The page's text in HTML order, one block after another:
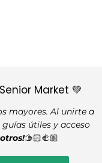
Market 💚
mayores. Al unirte a
útiles y acceso
🫱🏻‍🫲🏼